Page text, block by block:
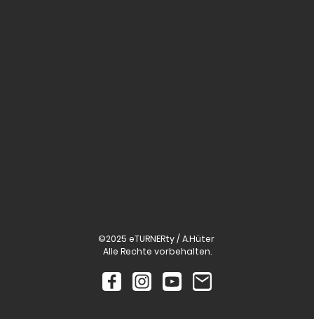
©2025 eTURNERty / A.Hüter
Alle Rechte vorbehalten.